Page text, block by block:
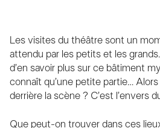
Les visites du théâtre sont un
attendu par les petits et les
d’en savoir plus sur ce bâtiment
connaît qu’une petite partie…
derrière la scène ? C’est l’envers
Que peut-on trouver dans ces